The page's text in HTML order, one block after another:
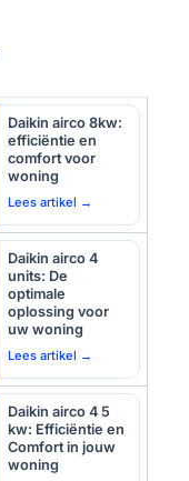
Daikin airco 8kw:
efficiëntie en
comfort voor
woning
Lees artikel →
Daikin airco 4
units: De
optimale
oplossing voor
uw woning
Lees artikel →
Daikin airco 4 5
kw: Efficiëntie en
Comfort in jouw
woning